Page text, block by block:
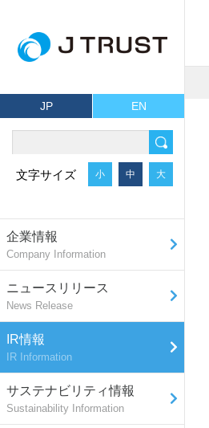
JP EN
文字サイズ 小 中 大
企業情報
Company Information
ニュースリリース
News Release
IR情報
IR Information
サステナビリティ情報
Sustainability Information